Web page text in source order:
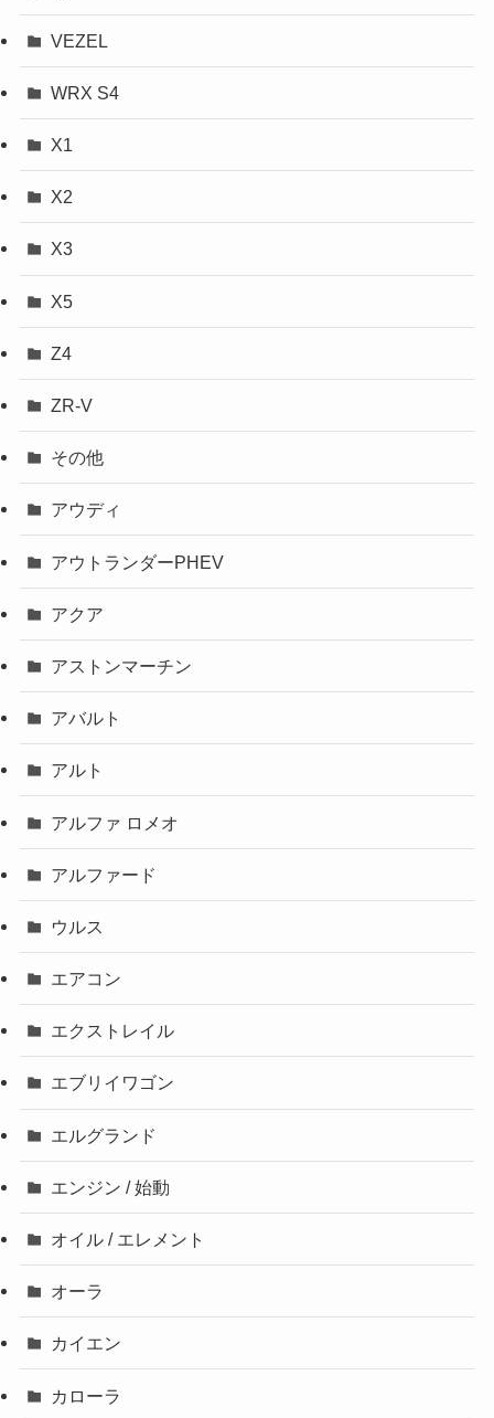
VEZEL
WRX S4
X1
X2
X3
X5
Z4
ZR-V
その他
アウディ
アウトランダーPHEV
アクア
アストンマーチン
アバルト
アルト
アルファ ロメオ
アルファード
ウルス
エアコン
エクストレイル
エブリイワゴン
エルグランド
エンジン / 始動
オイル / エレメント
オーラ
カイエン
カローラ